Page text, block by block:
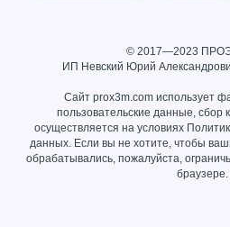
© 2017—2023
ИП Невский Юрий
Сайт prox3m.com использует
пользовательские данные, сбор
осуществляется на условиях
данных. Если вы не хотите, чтобы
обрабатывались, пожалуйста,
браузере.